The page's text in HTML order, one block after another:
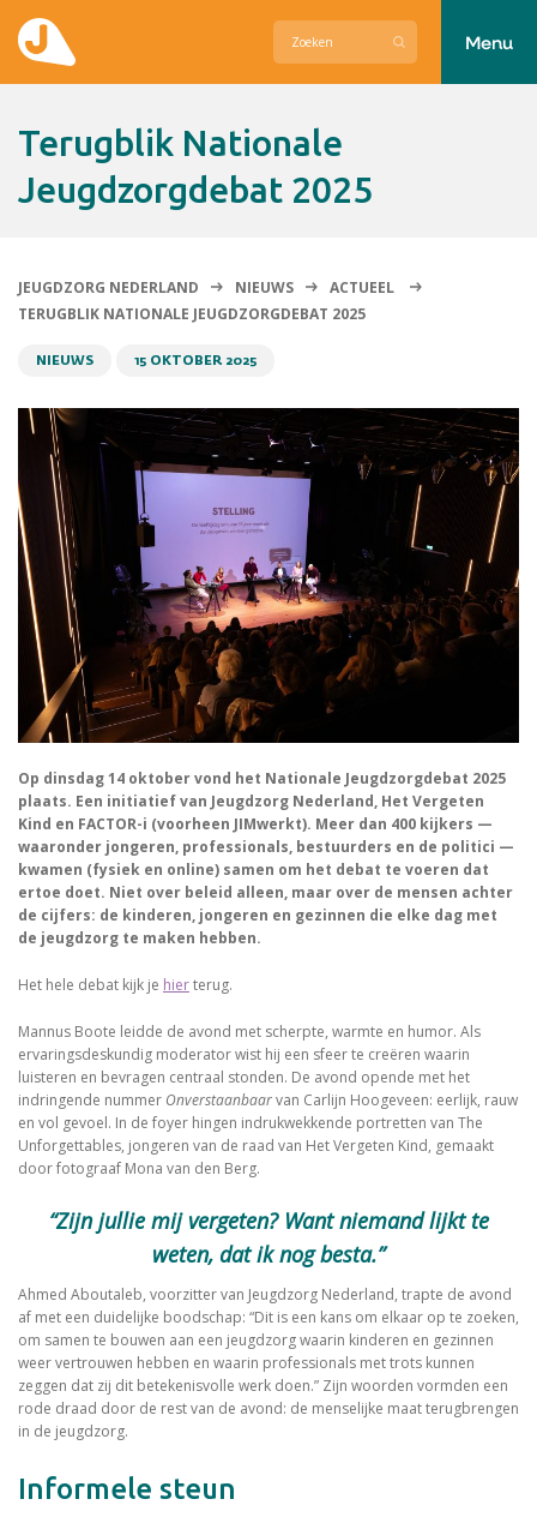
Hier zetten wij ons voor in
Contact
Menu
Terugblik Nationale
Jeugdzorgdebat 2025
JEUGDZORG NEDERLAND NIEUWS
ACTUEEL
TERUGBLIK NATIONALE JEUGDZORGDEBAT 2025
NIEUWS 15 OKTOBER 2025
Op dinsdag 14 oktober vond het Nationale Jeugdzorgdebat 2025
plaats. Een initiatief van Jeugdzorg Nederland, Het Vergeten
Kind en FACTOR-i (voorheen JIMwerkt). Meer dan 400 kijkers —
waaronder jongeren, professionals, bestuurders en de politici —
kwamen (fysiek en online) samen om het debat te voeren dat
ertoe doet. Niet over beleid alleen, maar over de mensen achter
de cijfers: de kinderen, jongeren en gezinnen die elke dag met
de jeugdzorg te maken hebben.
Het hele debat kijk je hierterug.
Mannus Boote leidde de avond met scherpte, warmte en humor. Als
ervaringsdeskundig moderator wist hij een sfeer te creëren waarin
luisteren en bevragen centraal stonden. De avond opende met het
indringende nummer Onverstaanbaarvan Carlijn Hoogeveen: eerlijk, rauw
en vol gevoel. In de foyer hingen indrukwekkende portretten van The
Unforgettables, jongeren van de raad van Het Vergeten Kind, gemaakt
door fotograaf Mona van den Berg.
“Zijn jullie mij vergeten? Want niemand lijkt te
weten, dat ik nog besta.”
Ahmed Aboutaleb, voorzitter van Jeugdzorg Nederland, trapte de avond
af met een duidelijke boodschap: “Dit is een kans om elkaar op te zoeken,
om samen te bouwen aan een jeugdzorg waarin kinderen en gezinnen
weer vertrouwen hebben en waarin professionals met trots kunnen
zeggen dat zij dit betekenisvolle werk doen.” Zijn woorden vormden een
rode draad door de rest van de avond: de menselijke maat terugbrengen
in de jeugdzorg.
Informele steun